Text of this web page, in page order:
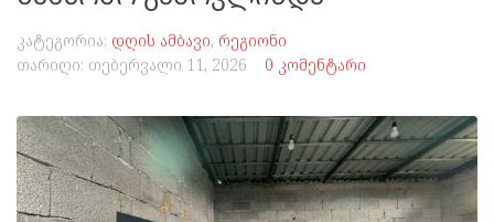
კატეგორია: დღის ამბავი, რეგიონი
თარიღი: თებერვალი 11, 2026 0 კომენტარი